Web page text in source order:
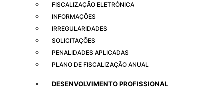
FISCALIZAÇÃO ELETRÔNICA
INFORMAÇÕES
IRREGULARIDADES
SOLICITAÇÕES
PENALIDADES APLICADAS
PLANO DE FISCALIZAÇÃO ANUAL
DESENVOLVIMENTO PROFISSIONAL